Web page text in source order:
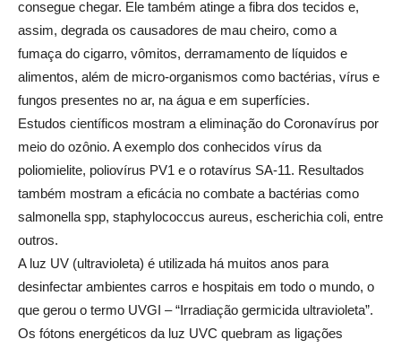
consegue chegar. Ele também atinge a fibra dos tecidos e,
assim, degrada os causadores de mau cheiro, como a
fumaça do cigarro, vômitos, derramamento de líquidos e
alimentos, além de micro-organismos como bactérias, vírus e
fungos presentes no ar, na água e em superfícies.
Estudos científicos mostram a eliminação do Coronavírus por
meio do ozônio. A exemplo dos conhecidos vírus da
poliomielite, poliovírus PV1 e o rotavírus SA-11. Resultados
também mostram a eficácia no combate a bactérias como
salmonella spp, staphylococcus aureus, escherichia coli, entre
outros.
A luz UV (ultravioleta) é utilizada há muitos anos para
desinfectar ambientes carros e hospitais em todo o mundo, o
que gerou o termo UVGI – “Irradiação germicida ultravioleta”.
Os fótons energéticos da luz UVC quebram as ligações